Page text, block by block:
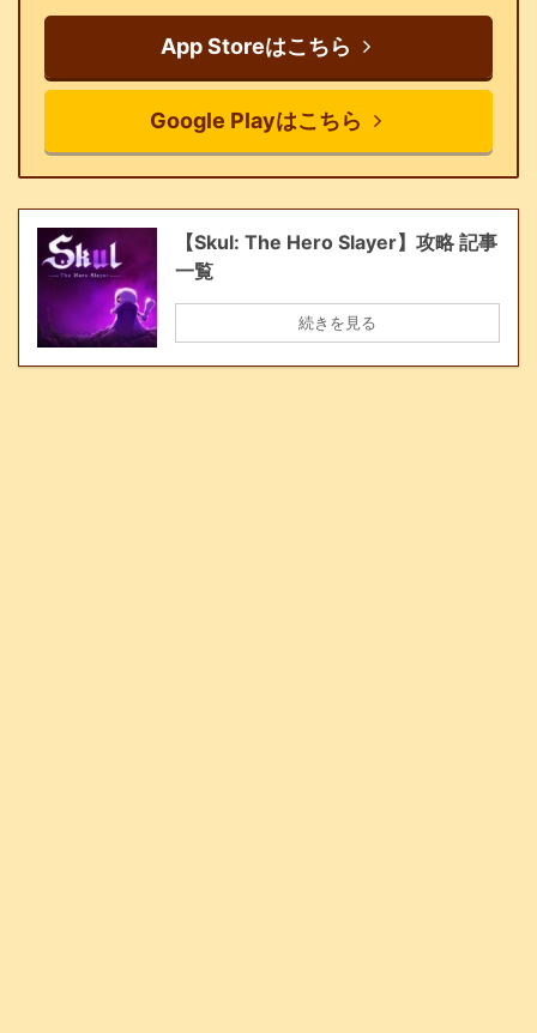
App Storeはこちら
Google Playはこちら
【Skul: The Hero Slayer】攻略 記事
一覧
続きを見る